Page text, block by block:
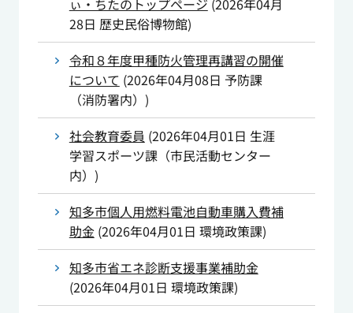
ぃ・ちたのトップページ (2026年04月
28日 歴史民俗博物館)
令和８年度甲種防火管理再講習の開催
について (2026年04月08日 予防課
（消防署内） )
社会教育委員 (2026年04月01日 生涯
学習スポーツ課（市民活動センター
内） )
知多市個人用燃料電池自動車購入費補
助金(2026年04月01日 環境政策課)
知多市省エネ診断支援事業補助金
(2026年04月01日 環境政策課)